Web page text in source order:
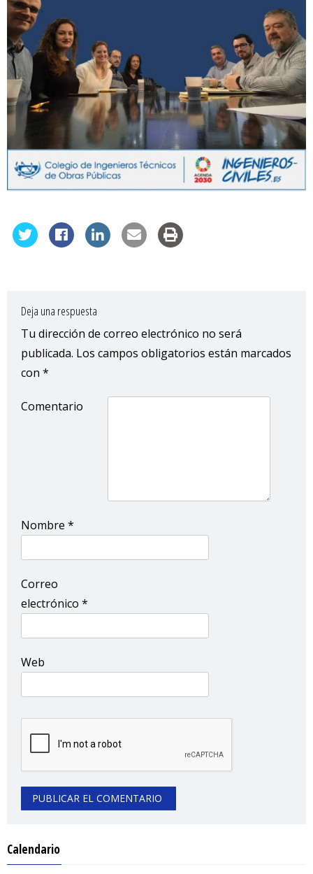
Deja una respuesta
Tu dirección de correo electrónico no será
publicada. Los campos obligatorios están marcados
con *
Comentario
Nombre *
Correo
electrónico *
Web
Calendario